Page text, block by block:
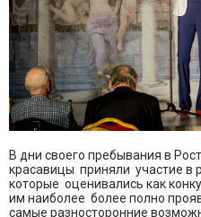
В дни своего пребывания в
красавицы приняли участие в
которые оценивались как
им наиболее более полно
самые разносторонние